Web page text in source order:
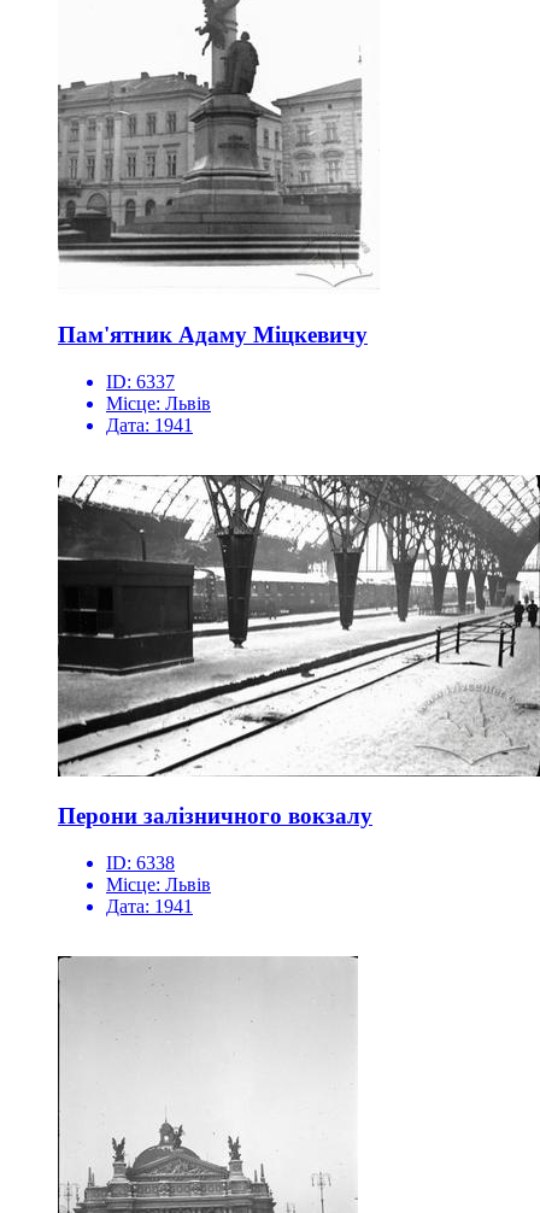
Пам'ятник Адаму Міцкевичу
ID: 6337
Місце: Львів
Дата: 1941
Перони залізничного вокзалу
ID: 6338
Місце: Львів
Дата: 1941